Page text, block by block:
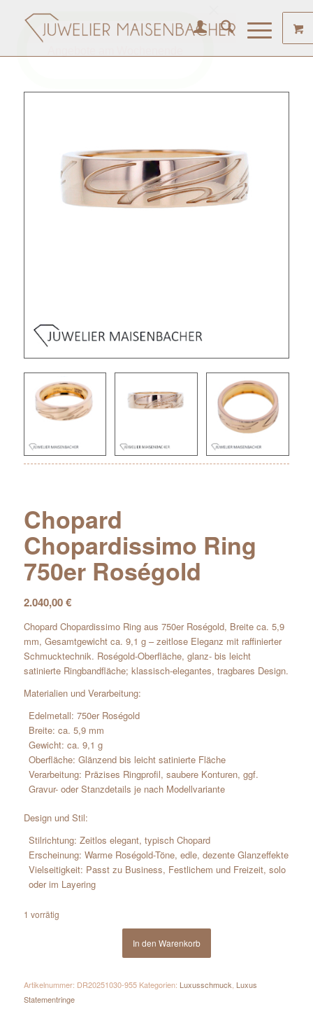
Chopard
Chopardissimo Ring
750er Roségold
2.040,00€
Chopard Chopardissimo Ring aus 750er Roségold, Breite ca. 5,9
mm, Gesamtgewicht ca. 9,1 g – zeitlose Eleganz mit raffinierter
Schmucktechnik. Roségold-Oberfläche, glanz- bis leicht
satinierte Ringbandfläche; klassisch-elegantes, tragbares Design.
Materialien und Verarbeitung:
Edelmetall: 750er Roségold
Breite: ca. 5,9 mm
Gewicht: ca. 9,1 g
Oberfläche: Glänzend bis leicht satinierte Fläche
Verarbeitung: Präzises Ringprofil, saubere Konturen, ggf.
Gravur- oder Stanzdetails je nach Modellvariante
Design und Stil:
Stilrichtung: Zeitlos elegant, typisch Chopard
Erscheinung: Warme Roségold-Töne, edle, dezente Glanzeffekte
Vielseitigkeit: Passt zu Business, Festlichem und Freizeit, solo
oder im Layering
1 vorrätig
In den Warenkorb
Artikelnummer: DR20251030-955 Kategorien: Luxusschmuck Luxus
Statementringe